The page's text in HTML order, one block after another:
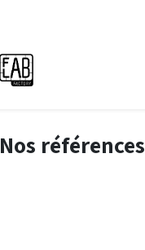
Nos références